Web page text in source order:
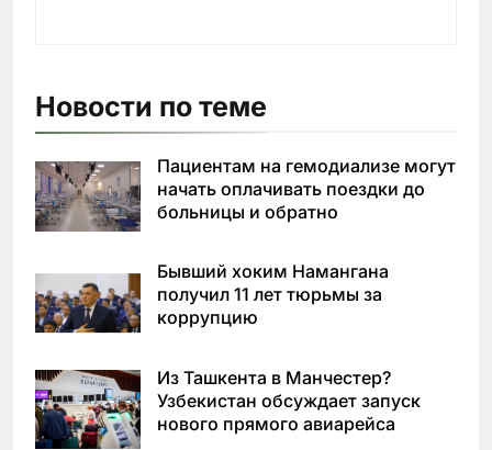
Новости по теме
Пациентам на гемодиализе могут
начать оплачивать поездки до
больницы и обратно
Бывший хоким Намангана
получил 11 лет тюрьмы за
коррупцию
Из Ташкента в Манчестер?
Узбекистан обсуждает запуск
нового прямого авиарейса